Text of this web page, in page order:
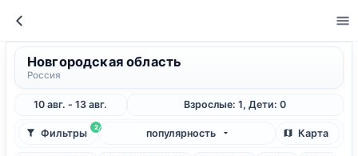
Новгородская область
Россия
10 авг. - 13 авг. Взрослые: 1, Дети: 0
2
Фильтры популярность Карта